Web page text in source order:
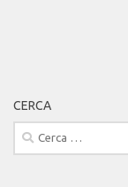
CERCA
Cerca: